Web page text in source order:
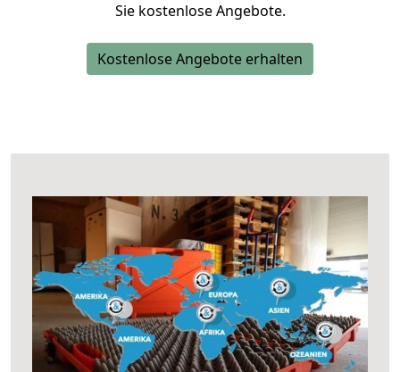
Sie kostenlose Angebote.
Kostenlose Angebote erhalten